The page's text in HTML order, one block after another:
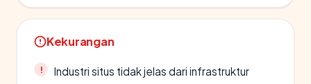
Kekurangan
Industri situs tidak jelas dari infrastruktur